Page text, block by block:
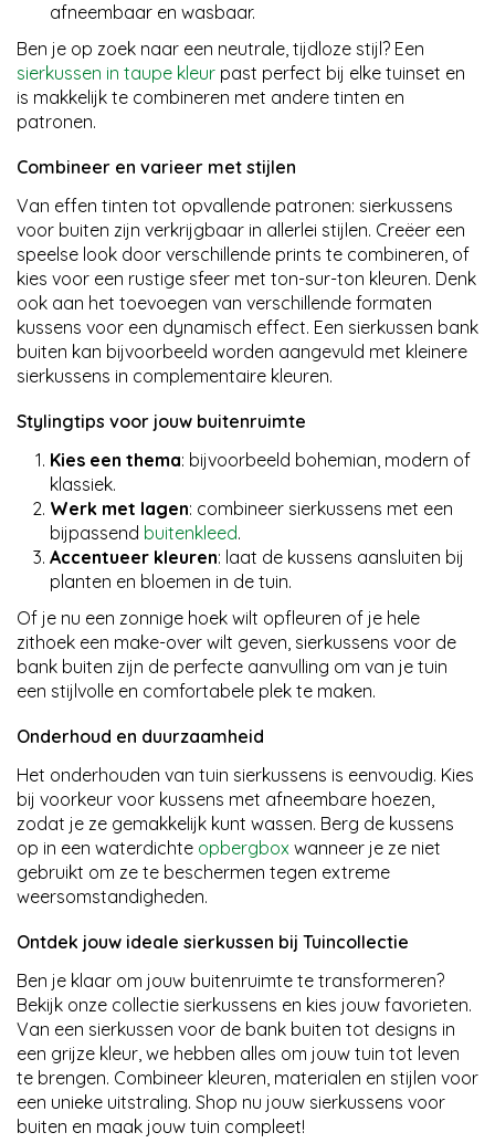
afneembaar en wasbaar.
Ben je op zoek naar een neutrale, tijdloze stijl? Een
sierkussen in taupe kleur past perfect bij elke tuinset en
is makkelijk te combineren met andere tinten en
patronen.
Combineer en varieer met stijlen
Van effen tinten tot opvallende patronen: sierkussens
voor buiten zijn verkrijgbaar in allerlei stijlen. Creëer een
speelse look door verschillende prints te combineren, of
kies voor een rustige sfeer met ton-sur-ton kleuren. Denk
ook aan het toevoegen van verschillende formaten
kussens voor een dynamisch effect. Een sierkussen bank
buiten kan bijvoorbeeld worden aangevuld met kleinere
sierkussens in complementaire kleuren.
Stylingtips voor jouw buitenruimte
Kies een thema: bijvoorbeeld bohemian, modern of
klassiek.
Werk met lagen: combineer sierkussens met een
bijpassend buitenkleed.
Accentueer kleuren: laat de kussens aansluiten bij
planten en bloemen in de tuin.
Of je nu een zonnige hoek wilt opfleuren of je hele
zithoek een make-over wilt geven, sierkussens voor de
bank buiten zijn de perfecte aanvulling om van je tuin
een stijlvolle en comfortabele plek te maken.
Onderhoud en duurzaamheid
Het onderhouden van tuin sierkussens is eenvoudig. Kies
bij voorkeur voor kussens met afneembare hoezen,
zodat je ze gemakkelijk kunt wassen. Berg de kussens
op in een waterdichte opbergbox wanneer je ze niet
gebruikt om ze te beschermen tegen extreme
weersomstandigheden.
Ontdek jouw ideale sierkussen bij Tuincollectie
Ben je klaar om jouw buitenruimte te transformeren?
Bekijk onze collectie sierkussens en kies jouw favorieten.
Van een sierkussen voor de bank buiten tot designs in
een grijze kleur, we hebben alles om jouw tuin tot leven
te brengen. Combineer kleuren, materialen en stijlen voor
een unieke uitstraling. Shop nu jouw sierkussens voor
buiten en maak jouw tuin compleet!